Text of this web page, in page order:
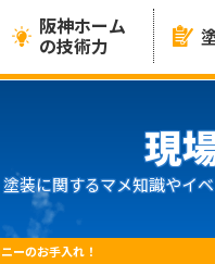
阪神ホーム
の技術力
現
塗装に関するマメ知識やイ
ーのお手入れ！